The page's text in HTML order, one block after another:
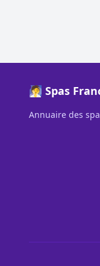
🧖 Spas
Annuaire des